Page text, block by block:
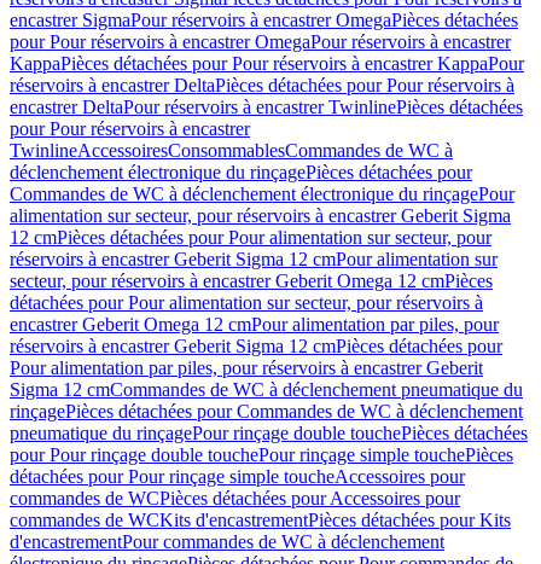
encastrer SigmaPour réservoirs à encastrer OmegaPièces détachées
pour Pour réservoirs à encastrer OmegaPour réservoirs à encastrer
KappaPièces détachées pour Pour réservoirs à encastrer KappaPour
réservoirs à encastrer DeltaPièces détachées pour Pour réservoirs à
encastrer DeltaPour réservoirs à encastrer TwinlinePièces détachées
pour Pour réservoirs à encastrer
TwinlineAccessoiresConsommablesCommandes de WC à
déclenchement électronique du rinçagePièces détachées pour
Commandes de WC à déclenchement électronique du rinçagePour
alimentation sur secteur, pour réservoirs à encastrer Geberit Sigma
12 cmPièces détachées pour Pour alimentation sur secteur, pour
réservoirs à encastrer Geberit Sigma 12 cmPour alimentation sur
secteur, pour réservoirs à encastrer Geberit Omega 12 cmPièces
détachées pour Pour alimentation sur secteur, pour réservoirs à
encastrer Geberit Omega 12 cmPour alimentation par piles, pour
réservoirs à encastrer Geberit Sigma 12 cmPièces détachées pour
Pour alimentation par piles, pour réservoirs à encastrer Geberit
Sigma 12 cmCommandes de WC à déclenchement pneumatique du
rinçagePièces détachées pour Commandes de WC à déclenchement
pneumatique du rinçagePour rinçage double touchePièces détachées
pour Pour rinçage double touchePour rinçage simple touchePièces
détachées pour Pour rinçage simple toucheAccessoires pour
commandes de WCPièces détachées pour Accessoires pour
commandes de WCKits d'encastrementPièces détachées pour Kits
d'encastrementPour commandes de WC à déclenchement